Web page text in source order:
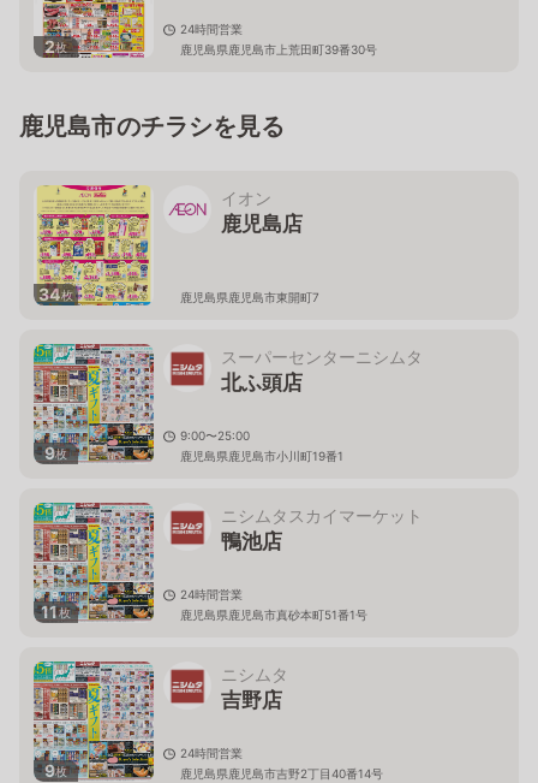
2枚
24時間営業
鹿児島県鹿児島市上荒田町39番30号
鹿児島市のチラシを見る
34枚
イオン
鹿児島店
鹿児島県鹿児島市東開町7
9枚
スーパーセンターニシムタ
北ふ頭店
9:00〜25:00
鹿児島県鹿児島市小川町19番1
11枚
ニシムタスカイマーケット
鴨池店
24時間営業
鹿児島県鹿児島市真砂本町51番1号
9枚
ニシムタ
吉野店
24時間営業
鹿児島県鹿児島市吉野2丁目40番14号